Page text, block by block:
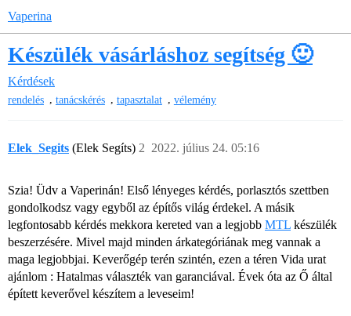
Vaperina
Készülék vásárláshoz segítség 🙂
Kérdések
rendelés , tanácskérés , tapasztalat , vélemény
Elek_Segits (Elek Segíts) 2022. július 24. 05:16
2
Szia! Üdv a Vaperinán! Első lényeges kérdés, porlasztós szettben
gondolkodsz vagy egyből az építős világ érdekel. A másik
legfontosabb kérdés mekkora kereted van a legjobb MTL készülék
beszerzésére. Mivel majd minden árkategóriának meg vannak a
maga legjobbjai. Keverőgép terén szintén, ezen a téren Vida urat
ajánlom : Hatalmas választék van garanciával. Évek óta az Ő által
épített keverővel készítem a leveseim!